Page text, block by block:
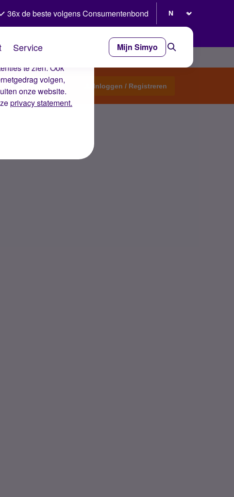
je ervaring op de
te zien. Ook
volgen,
onze website.
privacy statement.
36x de beste volgens Consumentenbond
Service Mijn Simyo
Start een topic Inloggen / Registreren